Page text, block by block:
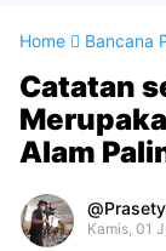
Home Bancana
Catatan
Alam
Kamis, 01